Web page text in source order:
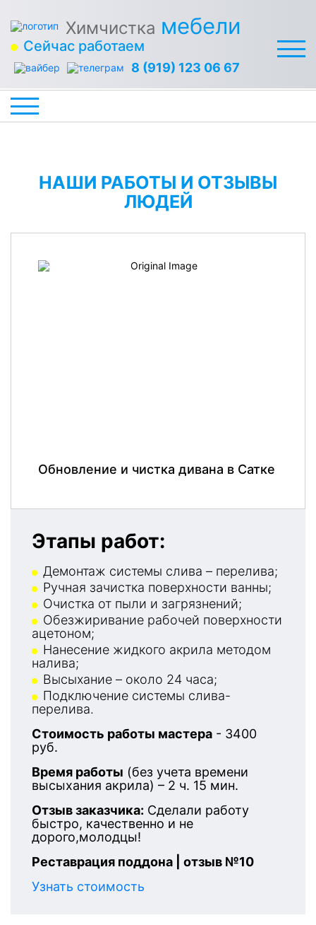
Химчистка мебели
Сейчас работаем
8 (919) 123 06 67
НАШИ РАБОТЫ И ОТЗЫВЫ
ЛЮДЕЙ
Обновление и чистка дивана в Сатке
Этапы работ:
Демонтаж системы слива – перелива;
Ручная зачистка поверхности ванны;
Очистка от пыли и загрязнений;
Обезжиривание рабочей поверхности
ацетоном;
Нанесение жидкого акрила методом
налива;
Высыхание – около 24 часа;
Подключение системы слива-
перелива.
Стоимость работы мастера - 3400
руб.
Время работы (без учета времени
высыхания акрила) – 2 ч. 15 мин.
Отзыв заказчика: Сделали работу
быстро, качественно и не
дорого,молодцы!
Реставрация поддона | отзыв №10
Узнать стоимость